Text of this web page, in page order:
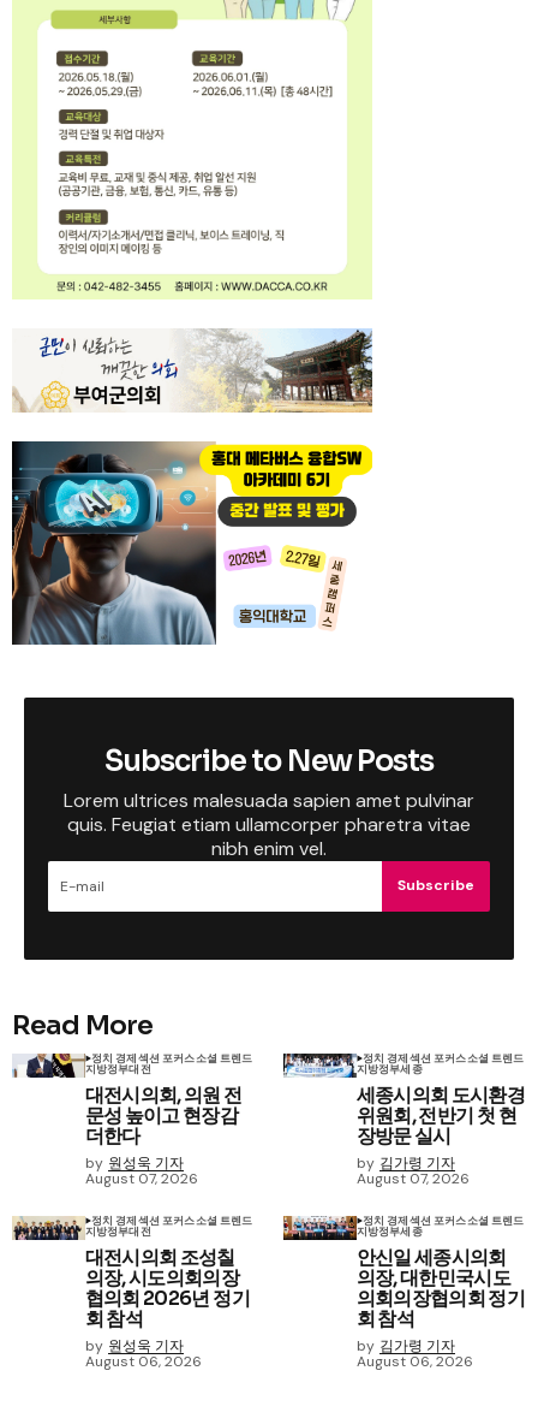
Subscribe to New Posts
Lorem ultrices malesuada sapien amet pulvinar
quis. Feugiat etiam ullamcorper pharetra vitae
nibh enim vel.
Subscribe
Read More
정치 경제섹션 포커스소셜 트렌드
지방정부대전
대전시의회, 의원 전
문성 높이고 현장감
더한다
by 원성욱 기자
August 07, 2026
정치 경제섹션 포커스소셜 트렌드
지방정부세종
세종시의회 도시환경
위원회, 전반기 첫 현
장방문 실시
by 김가령 기자
August 07, 2026
정치 경제섹션 포커스소셜 트렌드
지방정부대전
대전시의회 조성칠
의장, 시도의회의장
협의회 2026년 정기
회 참석
by 원성욱 기자
August 06, 2026
정치 경제섹션 포커스소셜 트렌드
지방정부세종
안신일 세종시의회
의장, 대한민국시도
의회의장협의회 정기
회 참석
by 김가령 기자
August 06, 2026